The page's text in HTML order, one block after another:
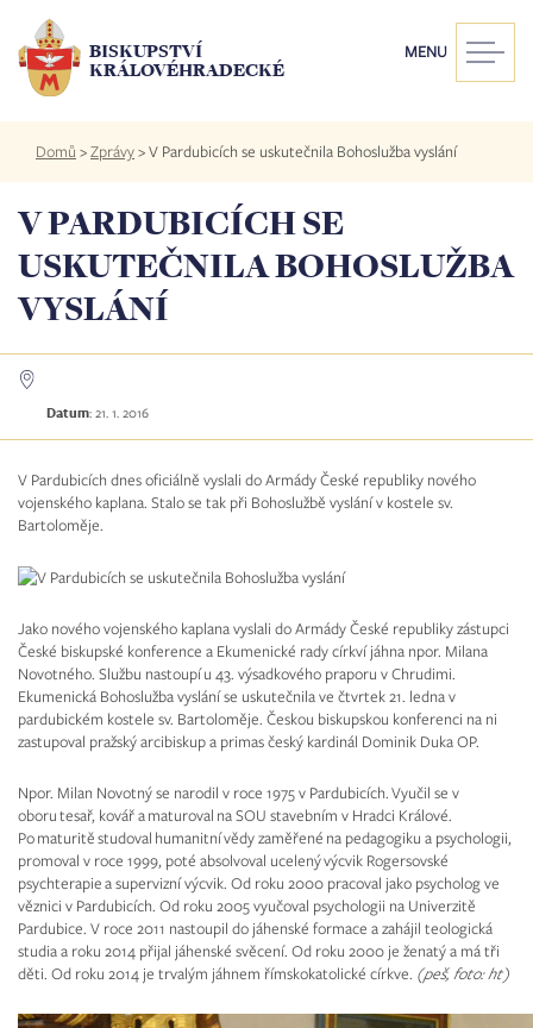
hlavnímu
obsahu
BISKUPSTVÍ
KRÁLOVÉHRADECKÉ
MENU
Drobečková
navigace
Domů >Zprávy>V Pardubicích se uskutečnila Bohoslužba vyslání
V PARDUBICÍCH SE
USKUTEČNILA BOHOSLUŽBA
VYSLÁNÍ
Datum: 21. 1. 2016
V Pardubicích dnes oficiálně vyslali do Armády České republiky nového
vojenského kaplana. Stalo se tak při Bohoslužbě vyslání v kostele sv.
Bartoloměje.
Jako nového vojenského kaplana vyslali do Armády České republiky zástupci
České biskupské konference a Ekumenické rady církví jáhna npor. Milana
Novotného. Službu nastoupí u 43. výsadkového praporu v Chrudimi.
Ekumenická Bohoslužba vyslání se uskutečnila ve čtvrtek 21. ledna v
pardubickém kostele sv. Bartoloměje. Českou biskupskou konferenci na ni
zastupoval pražský arcibiskup a primas český kardinál Dominik Duka OP.
Npor. Milan Novotný se narodil v roce 1975 v Pardubicích. Vyučil se v
oboru tesař, kovář a maturoval na SOU stavebním v Hradci Králové.
Po maturitě studoval humanitní vědy zaměřené na pedagogiku a psychologii,
promoval v roce 1999, poté absolvoval ucelený výcvik Rogersovské
psychterapie a supervizní výcvik. Od roku 2000 pracoval jako psycholog ve
věznici v Pardubicích. Od roku 2005 vyučoval psychologii na Univerzitě
Pardubice. V roce 2011 nastoupil do jáhenské formace a zahájil teologická
studia a roku 2014 přijal jáhenské svěcení. Od roku 2000 je ženatý a má tři
děti. Od roku 2014 je trvalým jáhnem římskokatolické církve. (peš, foto: ht)